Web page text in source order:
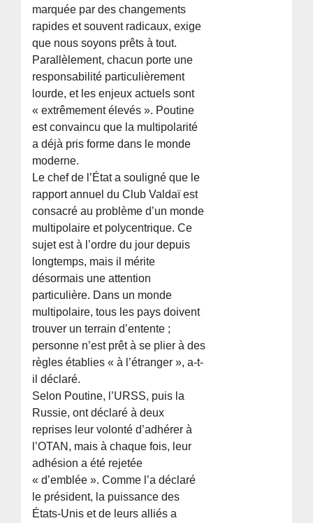
marquée par des changements
rapides et souvent radicaux, exige
que nous soyons prêts à tout.
Parallèlement, chacun porte une
responsabilité particulièrement
lourde, et les enjeux actuels sont
« extrêmement élevés ». Poutine
est convaincu que la multipolarité
a déjà pris forme dans le monde
moderne.
Le chef de l’État a souligné que le
rapport annuel du Club Valdaï est
consacré au problème d’un monde
multipolaire et polycentrique. Ce
sujet est à l’ordre du jour depuis
longtemps, mais il mérite
désormais une attention
particulière. Dans un monde
multipolaire, tous les pays doivent
trouver un terrain d’entente ;
personne n’est prêt à se plier à des
règles établies « à l’étranger », a-t-
il déclaré.
Selon Poutine, l’URSS, puis la
Russie, ont déclaré à deux
reprises leur volonté d’adhérer à
l’OTAN, mais à chaque fois, leur
adhésion a été rejetée
« d’emblée ». Comme l’a déclaré
le président, la puissance des
États-Unis et de leurs alliés a